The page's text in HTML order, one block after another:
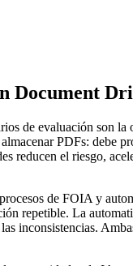
Document
de evaluación son
PDFs: debe
reducen el riesgo,
de FOIA y
repetible. La
inconsistencias.